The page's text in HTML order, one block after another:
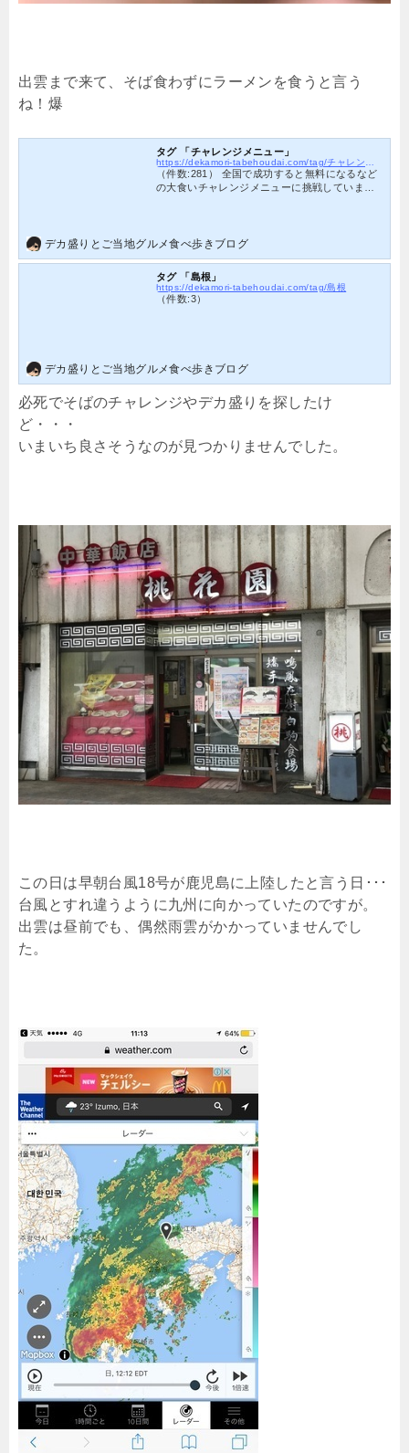
出雲まで来て、そば食わずにラーメンを食うと言う
ね！爆
タグ 「チャレンジメニュー」
（件数:281） 全国で成功すると無料になるなど
の大食いチャレンジメニューに挑戦していま
デカ盛りとご当地グルメ食べ歩きブログ
タグ 「島根」
https://dekamori-tabehoudai.com/tag/島根
（件数:3）
デカ盛りとご当地グルメ食べ歩きブログ
必死でそばのチャレンジやデカ盛りを探したけ
ど・・・
いまいち良さそうなのが見つかりませんでした。
この日は早朝台風18号が鹿児島に上陸したと言う日･･･
台風とすれ違うように九州に向かっていたのですが。
出雲は昼前でも、偶然雨雲がかかっていませんでし
た。